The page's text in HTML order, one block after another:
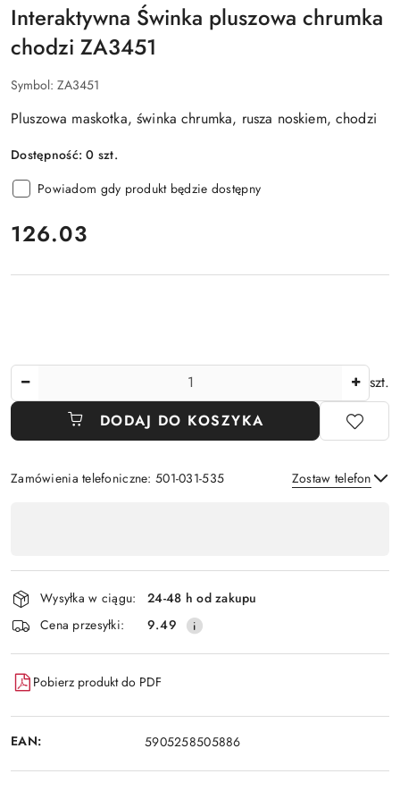
Interaktywna Świnka pluszowa chrumka
chodzi ZA3451
Symbol: ZA3451
Pluszowa maskotka, świnka chrumka, rusza noskiem, chodzi
Dostępność:0 szt.
Powiadom gdy produkt będzie dostępny
cena:
126.03
szt.
DODAJ DO KOSZYKA
Zamówienia telefoniczne: 501-031-535 Zostaw telefon
płatność
i
dostawa
Wysyłka w ciągu:
24-48 h od zakupu
Cena przesyłki:
9.49
Pobierz produkt do PDF
EAN: 5905258505886